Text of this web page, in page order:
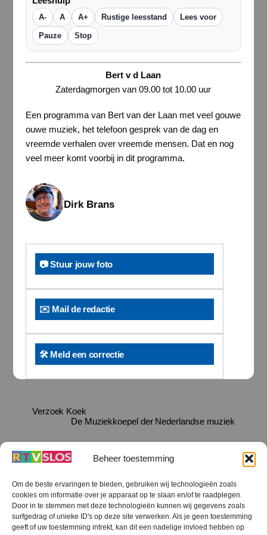
Beheer toestemming
Om de beste ervaringen te bieden, gebruiken wij technologieën zoals
cookies om informatie over je apparaat op te slaan en/of te raadplegen.
Door in te stemmen met deze technologieën kunnen wij gegevens zoals
surfgedrag of unieke ID's op deze site verwerken. Als je geen toestemming
geeft of uw toestemming intrekt, kan dit een nadelige invloed hebben op
A- A A+ Rustige leesstand Lees voor
Pauze Stop
Bert v d Laan
Zaterdagmorgen van 09.00 tot 10.00 uur
Een programma van Bert van der Laan met veel gouwe
ouwe muziek, het telefoon gesprek van de dag en
vreemde verhalen over vreemde mensen. Dat en nog
veel meer komt voorbij in dit programma.
Dirk Brans
📷 Stuur jouw foto
✉️ Mail de redactie
🛠️ Meld een correctie
Verzoek Koek
De Muziekkoepel der Nederlandse muziek
Terug
naar
boven